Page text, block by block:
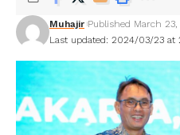
Last updated: 2024/03/23 at
Muhajir Published March